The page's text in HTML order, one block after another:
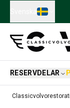
Skip to main content
RESERVDELAR